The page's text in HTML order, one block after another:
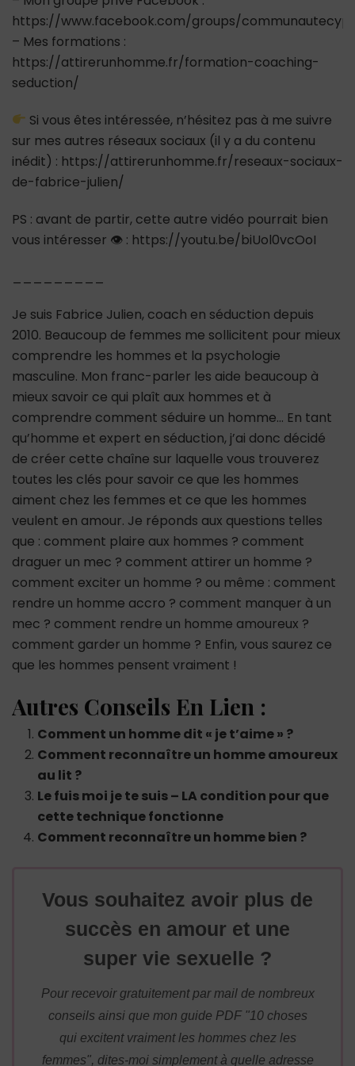
https://www.facebook.com/groups/
– Mes formations :
https://attirerunhomme.fr/formation-coaching-
seduction/
Si vous êtes intéressée, n’hésitez pas à me suivre
sur mes autres réseaux sociaux (il y a du contenu
inédit) : https://attirerunhomme.fr/reseaux-sociaux-
de-fabrice-julien/
PS : avant de partir, cette autre vidéo pourrait bien
vous intéresser 👁 : https://youtu.be/biUol0vcOoI
Je suis Fabrice Julien, coach en séduction depuis
2010. Beaucoup de femmes me sollicitent pour mieux
comprendre les hommes et la psychologie
masculine. Mon franc-parler les aide beaucoup à
mieux savoir ce qui plaît aux hommes et à
comprendre comment séduire un homme… En tant
qu’homme et expert en séduction, j’ai donc décidé
de créer cette chaîne sur laquelle vous trouverez
toutes les clés pour savoir ce que les hommes
aiment chez les femmes et ce que les hommes
veulent en amour. Je réponds aux questions telles
que : comment plaire aux hommes ? comment
draguer un mec ? comment attirer un homme ?
comment exciter un homme ? ou même : comment
rendre un homme accro ? comment manquer à un
mec ? comment rendre un homme amoureux ?
comment garder un homme ? Enfin, vous saurez ce
que les hommes pensent vraiment !
Autres Conseils En Lien :
Comment un homme dit « je t’aime » ?
Comment reconnaître un homme amoureux
au lit ?
Le fuis moi je te suis – LA condition pour que
cette technique fonctionne
Comment reconnaître un homme bien ?
Vous souhaitez avoir plus de
succès en amour et une
super vie sexuelle ?
Pour recevoir gratuitement par mail de nombreux
conseils ainsi que mon guide PDF "10 choses
qui excitent vraiment les hommes chez les
femmes", dites-moi simplement à quelle adresse